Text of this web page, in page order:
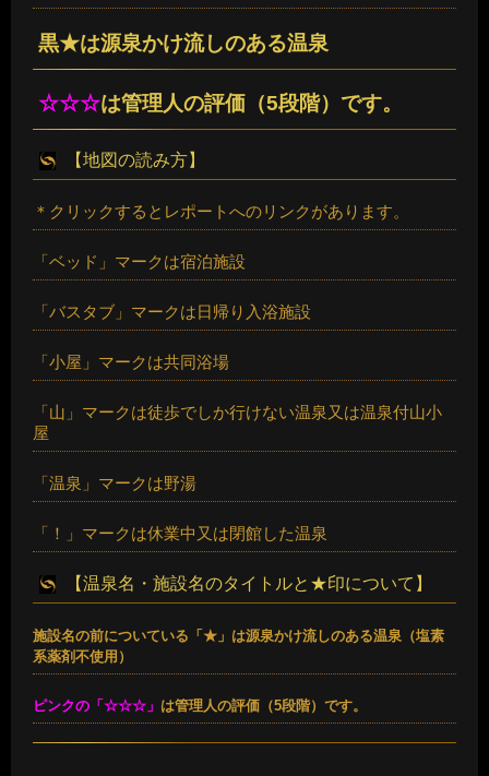
黒★は源泉かけ流しのある温泉
☆☆☆は管理人の評価（5段階）です。
【地図の読み方】
＊クリックするとレポートへのリンクがあります。
「ベッド」マークは宿泊施設
「バスタブ」マークは日帰り入浴施設
「小屋」マークは共同浴場
「山」マークは徒歩でしか行けない温泉又は温泉付山小
屋
「温泉」マークは野湯
「！」マークは休業中又は閉館した温泉
【温泉名・施設名のタイトルと★印について】
施設名の前についている「★」は源泉かけ流しのある温泉（塩素
系薬剤不使用）
ピンクの「☆☆☆」 は管理人の評価（5段階）です。